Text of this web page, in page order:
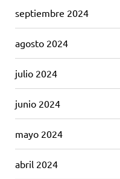
septiembre 2024
agosto 2024
julio 2024
junio 2024
mayo 2024
abril 2024